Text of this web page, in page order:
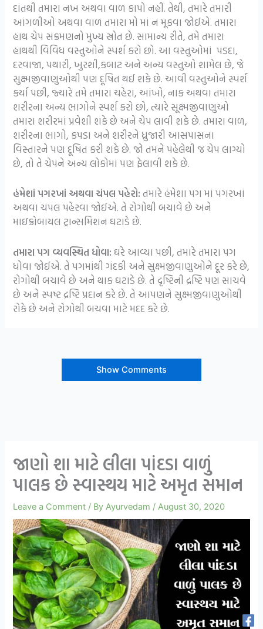
દાંતથી તમારા નખ અથવા વાળ કાપો નહીં. તેથી, તમારે તમારી
આંગળીઓ અથવા વાળ તમારા મો માં ન મૂકવા જોઈએ. તમારા
હાથ ચેપ સંક્રમણનો મુખ્ય સ્રોત છે. સામાન્ય રીતે, તમે તમારા
હાથથી વિવિધ વસ્તુઓને સ્પર્શ કરો છો. આ વસ્તુઓમાં પડદા,
દરવાજા, પથારી, ખુરશી,કબાટ અને અન્ય વસ્તુઓ શામેલ છે, જે
સુક્ષ્મજીવાણુઓથી પણ દૂષિત થઈ શકે છે. આવી વસ્તુઓને સ્પર્શ
કર્યા પછી, જ્યારે તમે તમારા ચહેરા, આંખો, નાક અથવા તમારા
શરીરના અન્ય ભાગોને સ્પર્શ કરો છો, ત્યારે સૂક્ષ્મજીવાણુઓ
તમારા શરીરમાં પ્રવેશી શકે છે અને ચેપ લાવી શકે છે. તમારા વાળ,
શરીરના ભાગો, કપડા અને શરીરને ધ્રુજારી આસપાસના
વિસ્તારને પણ દૂષિત કરી શકે છે. જો તમને પહેલેથી જ ચેપ લાગ્યો
છે, તો તે ચેપને અન્ય લોકોમાં પણ ફેલાવી શકે છે.
હંમેશાં પગરખાં અથવા ચંપલ પહેરો:તમારે હંમેશા પગ માં પગરખાં
અથવા ચંપલ પહેરવા જોઈએ. તે રોગોથી બચાવે છે અને
માઇક્રોબાયલ ટ્રાન્સમિશન ઘટાડે છે.
તમારા પગ વ્યવસ્થિત ધોવા:ઘરે આવ્યા પછી, તમારે તમારા પગ
ધોવા જોઈએ. તે પગમાંથી ગંદકી અને સુક્ષ્મજીવાણુઓને દૂર કરે છે,
રોગોથી બચાવે છે અને થાક ઘટાડે છે. તે દૃષ્ટિની દ્રષ્ટિ પણ સાચવે
છે અને સ્પષ્ટ દ્રષ્ટિ પ્રદાન કરે છે. તે આપણને સુક્ષ્મજીવાણુઓથી
રોકે છે અને રોગોથી બચવા માટે મદદ કરે છે.
Show Comments
જાણો શા માટે લીલા પાંદડા વાળું
પાલક છે સ્વાસ્થય માટે અમૃત સમાન
Leave a Comment / By Ayurvedam / August 30, 2020